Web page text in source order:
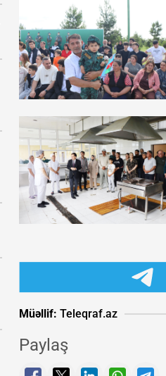
Müəllif: Teleqraf.az
Paylaş